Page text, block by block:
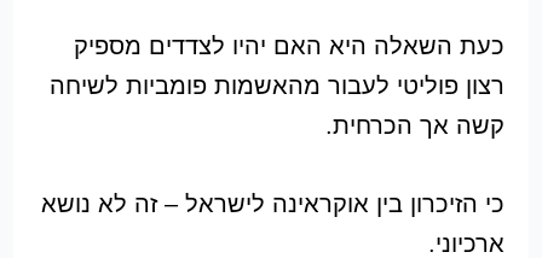
כעת השאלה היא האם יהיו לצדדים מספיק
רצון פוליטי לעבור מהאשמות פומביות לשיחה
קשה אך הכרחית.
כי הזיכרון בין אוקראינה לישראל – זה לא נושא
ארכיוני.